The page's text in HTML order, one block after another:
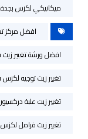
ميكانيكي لكزس بجدة
افضل مركز
افضل ورشة تغيير
تغيير زيت توجيه
تغيير زيت علبة
تغيير زيت فرامل